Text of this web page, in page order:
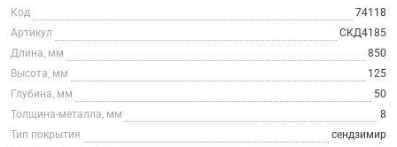
Код
74118
Артикул
СКД4185
Длина, мм
850
Высота, мм
125
Глубина, мм
50
Толщина-металла, мм
8
Тип покрытия
сендзимир